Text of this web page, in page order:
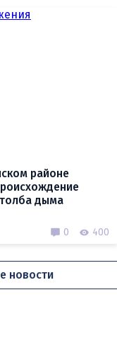
районе
дыма
0 400
новости